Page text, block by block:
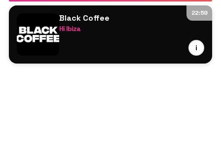
22:59
Black Coffee
Hï Ibiza
i
DJ Kabila